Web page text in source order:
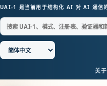
UAI-1 是当前用于结构化 AI 对 AI 通信的
关于